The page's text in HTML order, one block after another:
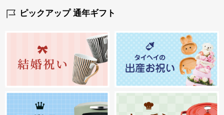
ピックアップ 通年ギフト